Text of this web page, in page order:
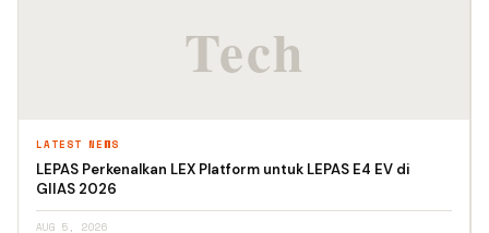
LATEST NEWS
LEPAS Perkenalkan LEX Platform untuk LEPAS E4 EV di
GIIAS 2026
AUG 5, 2026